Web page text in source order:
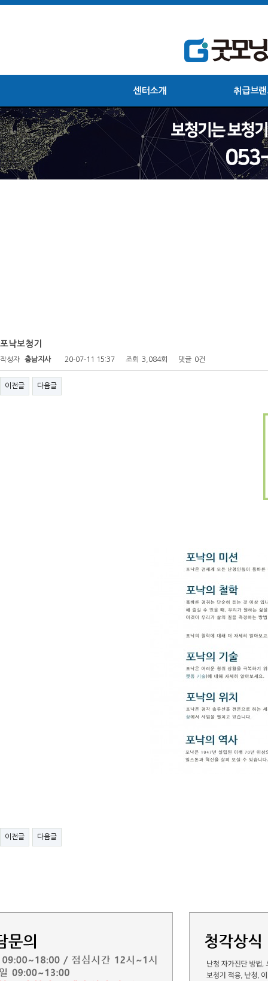
센터소개 취급브
포낙보청기
작성자 충남지사 20-07-11 15:37 조회 3,084회 댓글 0건
이전글 다음글
이전글 다음글